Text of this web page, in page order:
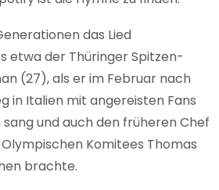
das Lied
etwa der Thüringer Spitzen-
(27), als er im Februar nach
in Italien mit angereisten Fans
und auch den früheren Chef
Komitees Thomas
brachte.